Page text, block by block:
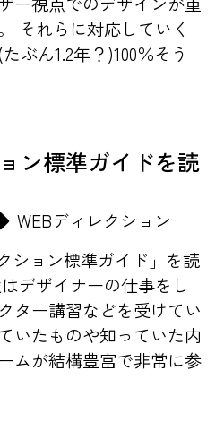
それらに対応していく
ぶん1.2年？)100％そう
ン標準ガイドを読
WEBディレクション
ション標準ガイド」を読
デザイナーの仕事をし
ター講習などを受けてい
いたものや知っていた内
ムが結構豊富で非常に参